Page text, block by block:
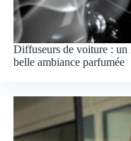
Diffuseurs de voiture : un
belle ambiance parfumée